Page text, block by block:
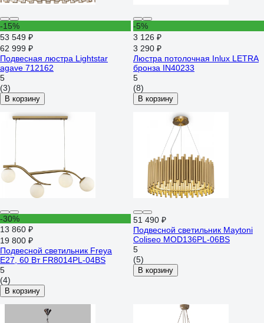
-15%
53 549 ₽
62 999 ₽
Подвесная люстра Lightstar
agave 712162
5
(3)
В корзину
-5%
3 126 ₽
3 290 ₽
Люстра потолочная Inlux LETRA
бронза IN40233
5
(8)
В корзину
-30%
13 860 ₽
19 800 ₽
Подвесной светильник Freya
E27, 60 Вт FR8014PL-04BS
5
(4)
В корзину
51 490 ₽
Подвесной светильник Maytoni
Coliseo MOD136PL-06BS
5
(5)
В корзину